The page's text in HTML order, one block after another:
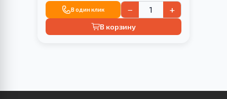
В один клик − +
В корзину